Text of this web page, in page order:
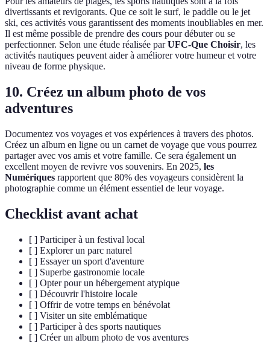
divertissants et revigorants. Que ce soit le surf, le paddle ou le jet
ski, ces activités vous garantissent des moments inoubliables en mer.
Il est même possible de prendre des cours pour débuter ou se
perfectionner. Selon une étude réalisée parUFC-Que Choisir, les
activités nautiques peuvent aider à améliorer votre humeur et votre
niveau de forme physique.
10. Créez un album photo de vos
adventures
Documentez vos voyages et vos expériences à travers des photos.
Créez un album en ligne ou un carnet de voyage que vous pourrez
partager avec vos amis et votre famille. Ce sera également un
excellent moyen de revivre vos souvenirs. En 2025, les
Numériques rapportent que 80% des voyageurs considèrent la
photographie comme un élément essentiel de leur voyage.
Checklist avant achat
[ ] Participer à un festival local
[ ] Explorer un parc naturel
[ ] Essayer un sport d'aventure
[ ] Superbe gastronomie locale
[ ] Opter pour un hébergement atypique
[ ] Découvrir l'histoire locale
[ ] Offrir de votre temps en bénévolat
[ ] Visiter un site emblématique
[ ] Participer à des sports nautiques
[ ] Créer un album photo de vos aventures